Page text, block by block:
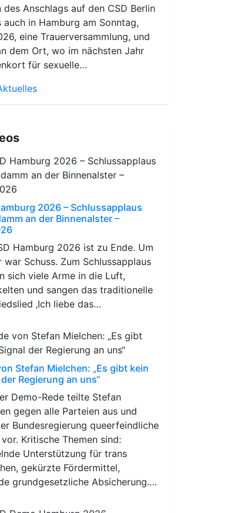
des Anschlags auf den CSD Berlin
auch in Hamburg am Sonntag,
eine Trauerversammlung, und
dem Ort, wo im nächsten Jahr
für sexuelle…
2026 – Schlussapplaus
an der Binnenalster –
Hamburg 2026 ist zu Ende. Um
war Schuss. Zum Schlussapplaus
sich viele Arme in die Luft,
und sangen das traditionelle
‚Ich liebe das…
Stefan Mielchen: „Es gibt kein
Regierung an uns“
Demo-Rede teilte Stefan
gegen alle Parteien aus und
Bundesregierung queerfeindliche
Kritische Themen sind:
Unterstützung für trans
gekürzte Fördermittel,
grundgesetzliche Absicherung.…